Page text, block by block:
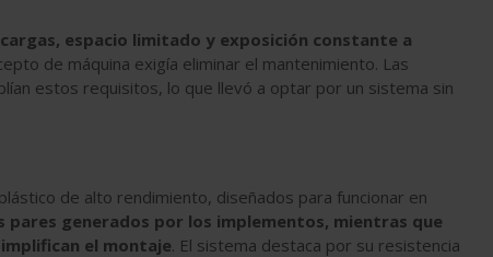
espacio limitado y exposición constante a
de máquina exigía eliminar el mantenimiento. Las
estos requisitos, lo que llevó a optar por un sistema sin
de alto rendimiento, diseñados para funcionar en
generados por los implementos, mientras que
el montaje. El sistema destaca por su resistencia